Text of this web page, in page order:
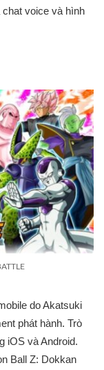
voice và hình
do Akatsuki
phát hành. Trò
iOS và Android.
Ball Z: Dokkan